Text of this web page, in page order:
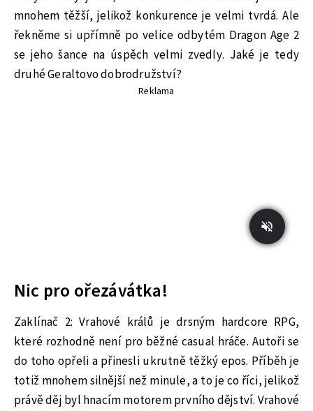
mnohem těžší, jelikož konkurence je velmi tvrdá. Ale
řekněme si upřímně po velice odbytém Dragon Age 2
se jeho šance na úspěch velmi zvedly. Jaké je tedy
druhé Geraltovo dobrodružství?
Reklama
Nic pro ořezávátka!
Zaklínač 2: Vrahové králů je drsným hardcore RPG,
které rozhodně není pro běžné casual hráče. Autoři se
do toho opřeli a přinesli ukrutně těžký epos. Příběh je
totiž mnohem silnější než minule, a to je co říci, jelikož
právě děj byl hnacím motorem prvního dějství. Vrahové